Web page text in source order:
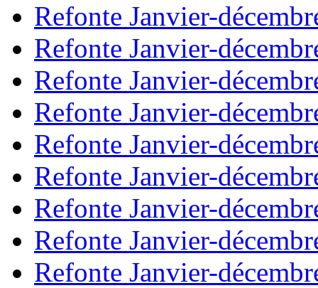
Refonte Janvier-
Refonte Janvier-
Refonte Janvier-
Refonte Janvier-
Refonte Janvier-
Refonte Janvier-
Refonte Janvier-
Refonte Janvier-
Refonte Janvier-